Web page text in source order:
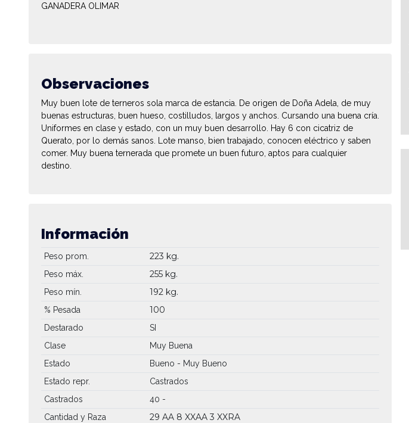
GANADERA OLIMAR
Observaciones
Muy buen lote de terneros sola marca de estancia. De origen de Doña Adela, de muy
buenas estructuras, buen hueso, costilludos, largos y anchos. Cursando una buena cría.
Uniformes en clase y estado, con un muy buen desarrollo. Hay 6 con cicatriz de
Querato, por lo demás sanos. Lote manso, bien trabajado, conocen eléctrico y saben
comer. Muy buena ternerada que promete un buen futuro, aptos para cualquier
destino.
Información
Peso prom. 223 kg.
Peso máx. 255 kg.
Peso mín. 192 kg.
% Pesada 100
Destarado
SI
Clase
Muy Buena
Estado
Bueno - Muy Bueno
Estado repr.
Castrados
Castrados
40 -
Cantidad y Raza
29 AA 8 XXAA3 XXRA